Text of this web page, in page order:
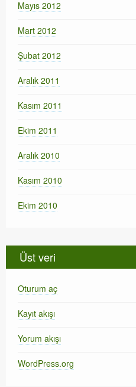
Mayıs 2012
Mart 2012
Şubat 2012
Aralık 2011
Kasım 2011
Ekim 2011
Aralık 2010
Kasım 2010
Ekim 2010
Üst veri
Oturum aç
Kayıt akışı
Yorum akışı
WordPress.org